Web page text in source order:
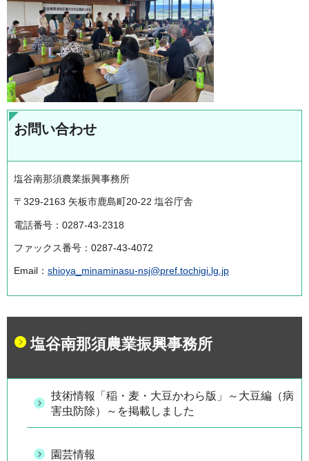
お問い合わせ
塩谷南那須農業振興事務所
〒329-2163 矢板市鹿島町20-22 塩谷庁舎
電話番号：0287-43-2318
ファックス番号：0287-43-4072
Email： shioya_minaminasu-nsj@pref.tochigi.lg.jp
塩谷南那須農業振興事務所
技術情報「稲・麦・大豆かわら版」～大豆編（病
害虫防除）～を掲載しました
園芸情報